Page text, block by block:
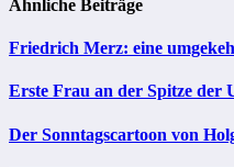
Ähnliche Beiträge
Friedrich Merz: eine
Erste Frau an der Spitze der
Der Sonntagscartoon von